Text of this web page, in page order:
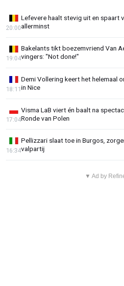
Lefevere haalt stevig uit en spaart
allerminst
20:00
Bakelants tikt boezemvriend Van
vingers: "Not done!"
19:04
Demi Vollering keert het helemaal
in Nice
18:11
Visma LaB viert én baalt na
Ronde van Polen
17:04
Pellizzari slaat toe in Burgos,
valpartij
16:34
▼ Ad by